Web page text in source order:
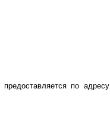
по адресу